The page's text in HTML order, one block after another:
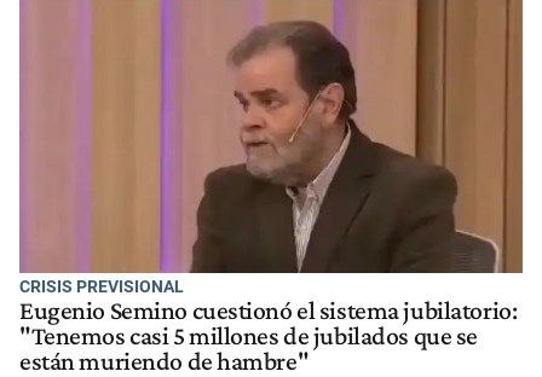
CRISIS PREVISIONAL
Eugenio Semino cuestionó el sistema jubilatorio:
"Tenemos casi 5 millones de jubilados que se
están muriendo de hambre"